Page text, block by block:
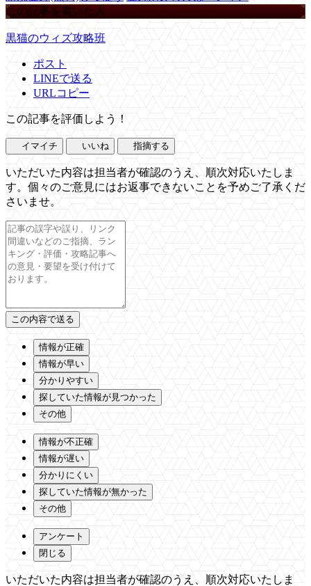
この記事を書いた人
黒猫のウィズ攻略班
ポスト
LINEで送る
URLコピー
この記事を評価しよう！
イマイチ いいね 指摘する
いただいた内容は担当者が確認のうえ、順次対応いたしま
す。個々のご意見にはお返事できないことを予めご了承くだ
さいませ。
情報が正確
情報が早い
分かりやすい
探していた情報が見つかった
その他
情報が不正確
情報が遅い
分かりにくい
探していた情報が無かった
その他
アンケート
閉じる
いただいた内容は担当者が確認のうえ、順次対応いたしま